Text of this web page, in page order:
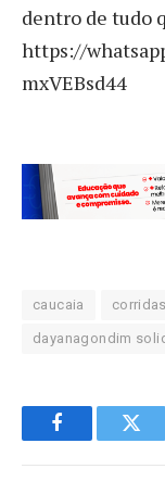
dentro de tudo
https://
mxVEBsd44
caucaia
dayanagondim
Facebook